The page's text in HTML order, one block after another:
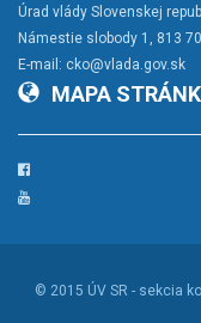
Úrad vlády Slovenskej
Námestie slobody 1, 813
E-mail: cko@vlada.gov.sk
MAPA
Facebook
YouTube
© 2015 ÚV SR - sekcia